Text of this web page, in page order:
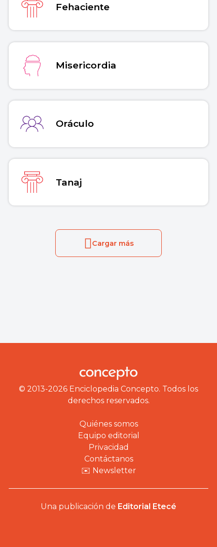
Fehaciente
Misericordia
Oráculo
Tanaj
Cargar más
© 2013-2026 Enciclopedia Concepto. Todos los
derechos reservados.
Quiénes somos
Equipo editorial
Privacidad
Contáctanos
✉️ Newsletter
Una publicación de Editorial Etecé